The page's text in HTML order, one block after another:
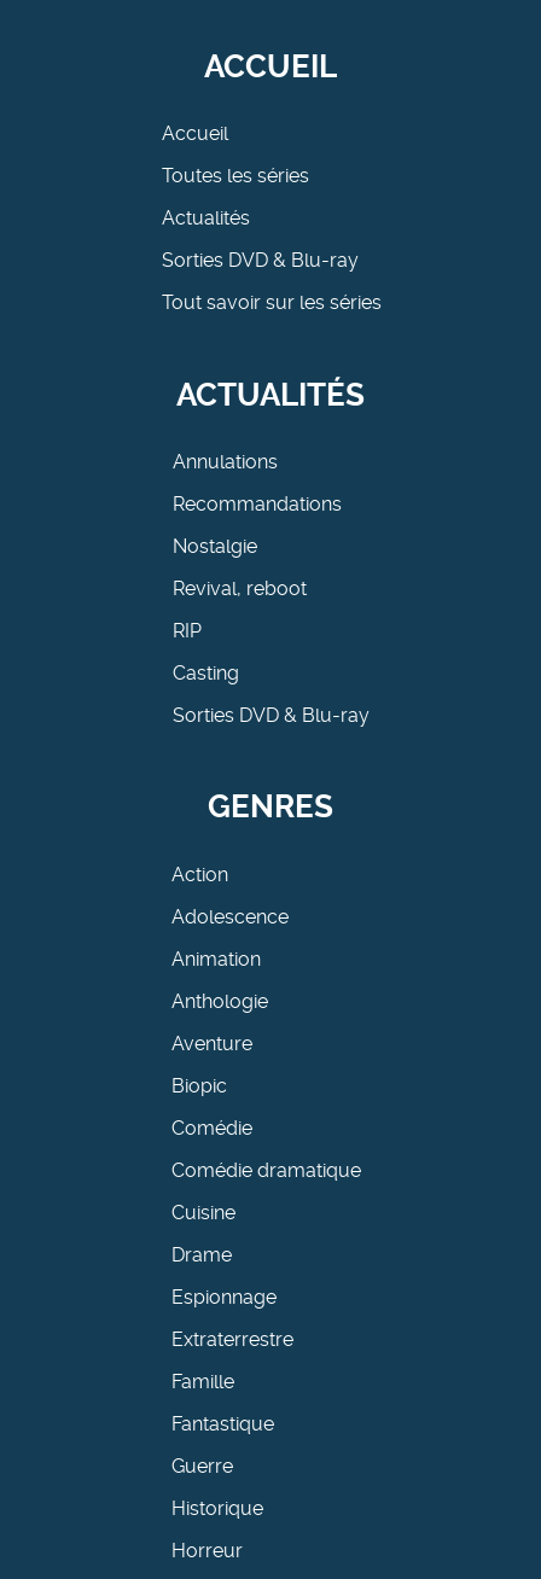
ACCUEIL
Accueil
Toutes les séries
Actualités
Sorties DVD & Blu-ray
Tout savoir sur les séries
ACTUALITÉS
Annulations
Recommandations
Nostalgie
Revival, reboot
RIP
Casting
Sorties DVD & Blu-ray
GENRES
Action
Adolescence
Animation
Anthologie
Aventure
Biopic
Comédie
Comédie dramatique
Cuisine
Drame
Espionnage
Extraterrestre
Famille
Fantastique
Guerre
Historique
Horreur